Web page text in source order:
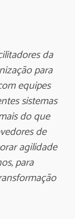
da
para
equipes
sistemas
do que
de
agilidade
para